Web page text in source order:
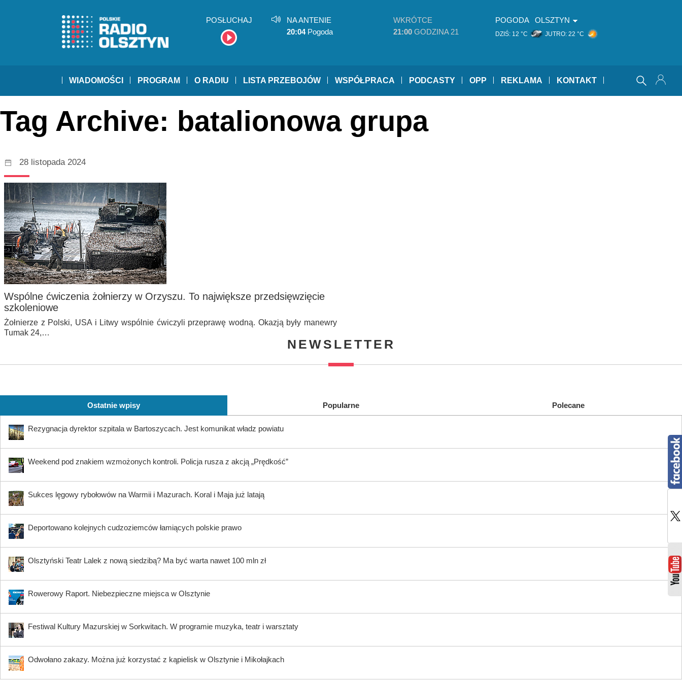
POSŁUCHAJ
NA ANTENIE
20:04Pogoda
WKRÓTCE
21:00 GODZINA 21
POGODA OLSZTYN
DZIŚ: 12 °C JUTRO: 22 °C
WIADOMOŚCI PROGRAM O RADIU LISTA PRZEBOJÓW WSPÓŁPRACA PODCASTY OPP REKLAMA KONTAKT
Tag Archive: batalionowa grupa
28 listopada 2024
Wspólne ćwiczenia żołnierzy w Orzyszu. To największe przedsięwzięcie
szkoleniowe
Żołnierze z Polski, USA i Litwy wspólnie ćwiczyli przeprawę wodną. Okazją były manewry
Tumak 24,…
NEWSLETTER
Ostatnie wpisy Popularne Polecane
Rezygnacja dyrektor szpitala w Bartoszycach. Jest komunikat władz powiatu
Weekend pod znakiem wzmożonych kontroli. Policja rusza z akcją „Prędkość”
Sukces lęgowy rybołowów na Warmii i Mazurach. Koral i Maja już latają
Deportowano kolejnych cudzoziemców łamiących polskie prawo
Olsztyński Teatr Lalek z nową siedzibą? Ma być warta nawet 100 mln zł
Rowerowy Raport. Niebezpieczne miejsca w Olsztynie
Festiwal Kultury Mazurskiej w Sorkwitach. W programie muzyka, teatr i warsztaty
Odwołano zakazy. Można już korzystać z kąpielisk w Olsztynie i Mikołajkach